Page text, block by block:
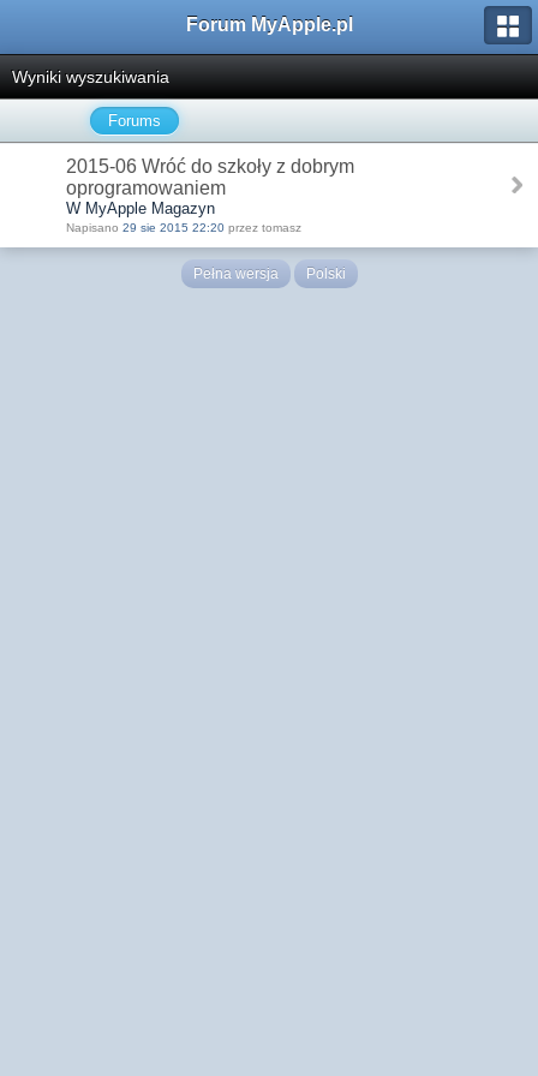
Forum MyApple.pl
Wyniki wyszukiwania
Forums
2015-06 Wróć do szkoły z dobrym
oprogramowaniem
W MyApple Magazyn
Napisano 29 sie 2015 22:20 przez tomasz
Pełna wersja Polski